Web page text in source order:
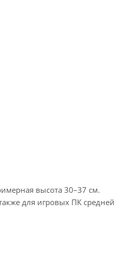
высота 30–37 см.
для игровых ПК средней